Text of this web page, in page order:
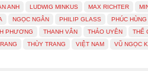
ANH LUDWIG MINKUS MAX RICHTER
NGỌC NGÂN PHILIP GLASS
PHÚC HÙNG
PHƯƠNG THANH VÂN THẢO UYÊN
THẾ
THÙY TRANG VIỆT NAM VŨ NGỌC